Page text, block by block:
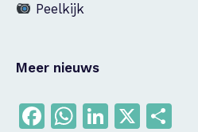
Peelkijk
Meer nieuws
Facebook
WhatsApp
LinkedIn
X